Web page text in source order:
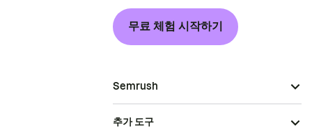
무료 체험 시작하기
Semrush
추가 도구